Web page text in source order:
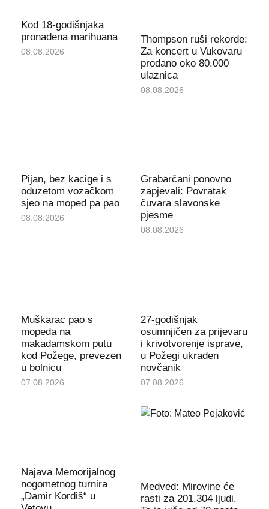
Kod 18-godišnjaka
pronađena marihuana
08.08.2026
Thompson ruši rekorde:
Za koncert u Vukovaru
prodano oko 80.000
ulaznica
08.08.2026
Pijan, bez kacige i s
oduzetom vozačkom
sjeo na moped pa pao
08.08.2026
Grabarčani ponovno
zapjevali: Povratak
čuvara slavonske
pjesme
08.08.2026
Muškarac pao s
mopeda na
makadamskom putu
kod Požege, prevezen
u bolnicu
07.08.2026
27-godišnjak
osumnjičen za prijevaru
i krivotvorenje isprave,
u Požegi ukraden
novčanik
07.08.2026
Najava Memorijalnog
nogometnog turnira
„Damir Kordiš“ u
Medved: Mirovine će
rasti za 201.304 ljudi.